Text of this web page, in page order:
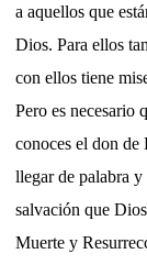
a aquellos que
Dios. Para ellos
con ellos tiene
Pero es necesario
conoces el don de
llegar de palabra
salvación que
Muerte y